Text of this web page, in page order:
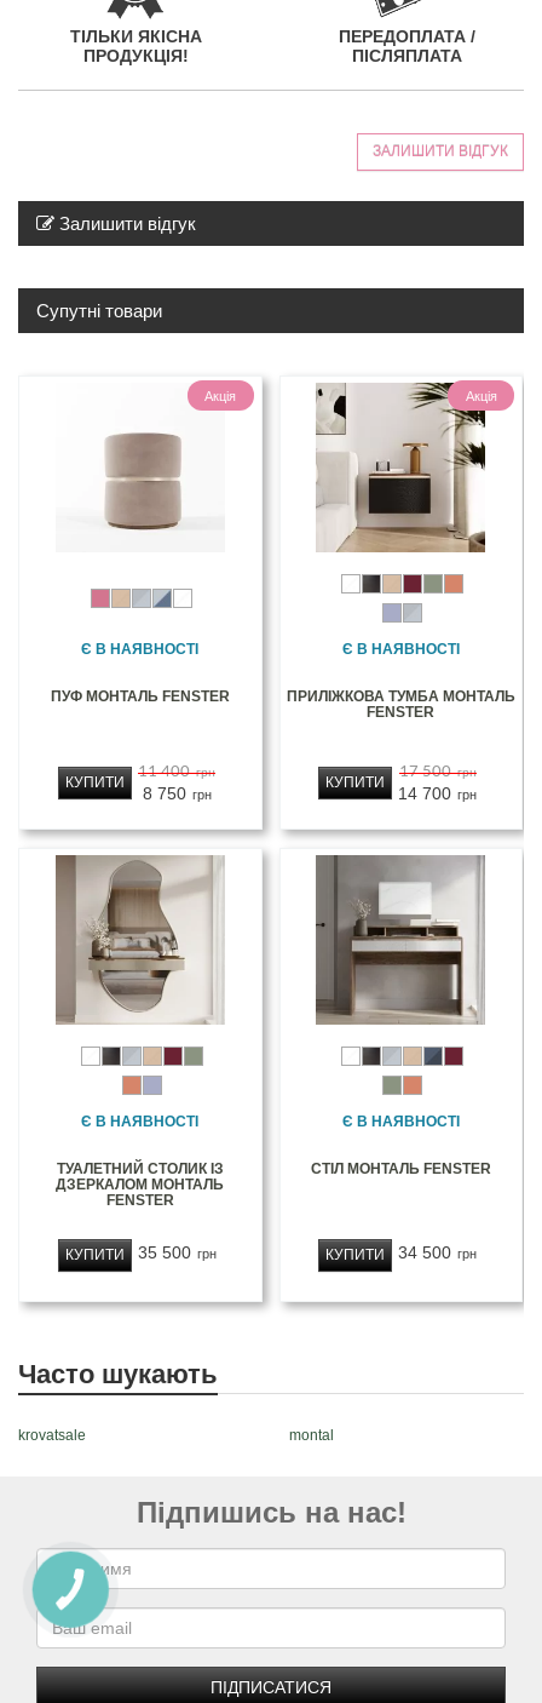
ТІЛЬКИ ЯКІСНА
ПРОДУКЦІЯ!
ПЕРЕДОПЛАТА /
ПІСЛЯПЛАТА
ЗАЛИШИТИ ВІДГУК
Залишити відгук
Супутні товари
Акція
Є В НАЯВНОСТІ
ПУФ МОНТАЛЬ FENSTER
11 400 грн
8 750 грн
КУПИТИ
Акція
Є В НАЯВНОСТІ
ПРИЛІЖКОВА ТУМБА МОНТАЛЬ
FENSTER
17 500 грн
14 700 грн
КУПИТИ
Є В НАЯВНОСТІ
ТУАЛЕТНИЙ СТОЛИК ІЗ
ДЗЕРКАЛОМ МОНТАЛЬ
FENSTER
35 500 грн
КУПИТИ
Є В НАЯВНОСТІ
СТІЛ МОНТАЛЬ FENSTER
34 500 грн
КУПИТИ
Часто шукають
krovatsale montal
Підпишись на нас!
ПІДПИСАТИСЯ